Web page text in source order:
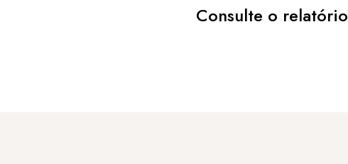
Consulte o relatório